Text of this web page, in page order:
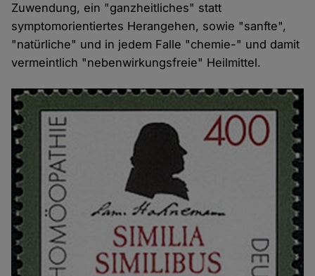
Zuwendung, ein "ganzheitliches" statt
symptomorientiertes Herangehen, sowie "sanfte",
"natürliche" und in jedem Falle "chemie-" und damit
vermeintlich "nebenwirkungsfreie" Heilmittel.